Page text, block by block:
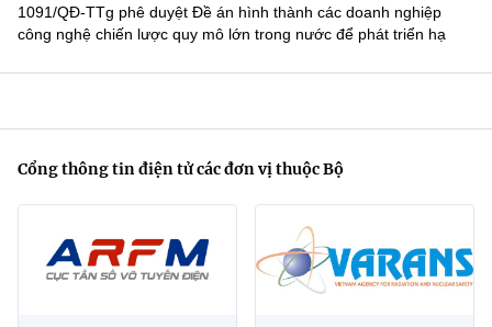
1091/QĐ-TTg phê duyệt Đề án hình thành các doanh nghiệp
công nghệ chiến lược quy mô lớn trong nước để phát triển hạ
Cổng thông tin điện tử các đơn vị thuộc Bộ